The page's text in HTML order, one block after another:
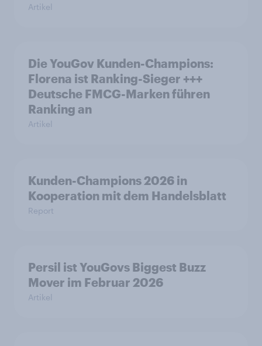
Artikel
Die YouGov Kunden-Champions:
Florena ist Ranking-Sieger +++
Deutsche FMCG-Marken führen
Ranking an
Artikel
Kunden-Champions 2026 in
Kooperation mit dem Handelsblatt
Report
Persil ist YouGovs Biggest Buzz
Mover im Februar 2026
Artikel